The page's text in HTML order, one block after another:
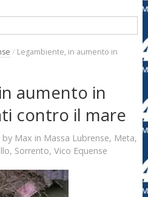
/ Legambiente, in aumento in
aumento in
contro il mare
by Max in Massa Lubrense, Meta,
, Sorrento, Vico Equense